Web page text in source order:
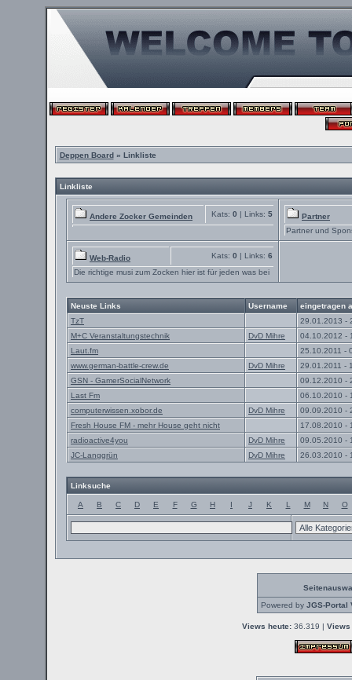
Deppen Board» Linkliste
Linkliste
Andere Zocker Gemeinden Kats: 0 | Links: 5
Partner
Partner und
Web-Radio Kats: 0 | Links: 6
Die richtige musi zum Zocken hier ist für jeden was bei
Neuste Links Username
eingetragen
TzT
29.01.2013 -
M+C Veranstaltungstechnik
DvD Mihre
04.10.2012 -
Laut.fm
25.10.2011 -
www.german-battle-crew.de
DvD Mihre
29.01.2011 -
GSN - GamerSocialNetwork
09.12.2010 -
Last Fm
06.10.2010 -
computerwissen.xobor.de
DvD Mihre
09.09.2010 -
Fresh House FM - mehr House geht nicht
17.08.2010 -
radioactive4you
DvD Mihre
09.05.2010 -
JC-Langgrün
DvD Mihre 26.03.2010 -
Linksuche
A B C D E F G H I J K L M N O
Powered by JGS-Portal
Views heute:36.319 | Views